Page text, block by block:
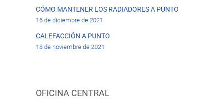
CÓMO MANTENER LOS RADIADORES A PUNTO
16 de diciembre de 2021
CALEFACCIÓN A PUNTO
18 de noviembre de 2021
OFICINA CENTRAL